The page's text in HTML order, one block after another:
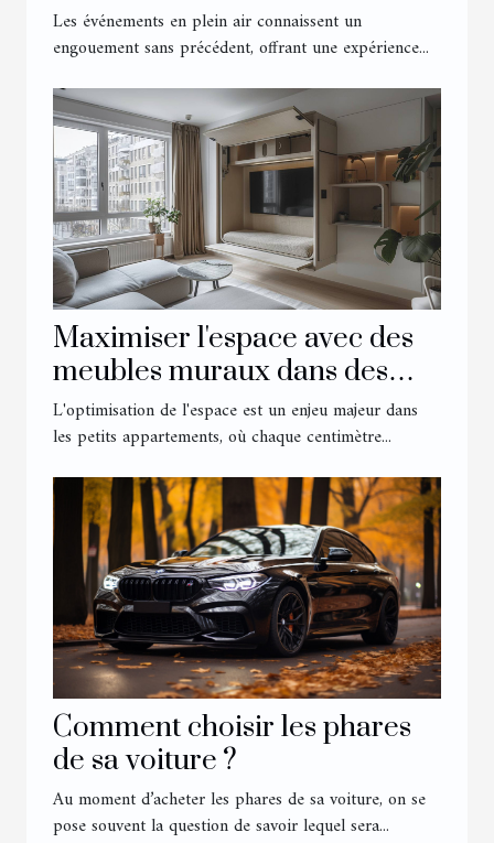
événements extérieurs
Les événements en plein air connaissent un
engouement sans précédent, offrant une expérience...
Maximiser l'espace avec des
meubles muraux dans des
petits appartements
L'optimisation de l'espace est un enjeu majeur dans
les petits appartements, où chaque centimètre...
Comment choisir les phares
de sa voiture ?
Au moment d’acheter les phares de sa voiture, on se
pose souvent la question de savoir lequel sera...